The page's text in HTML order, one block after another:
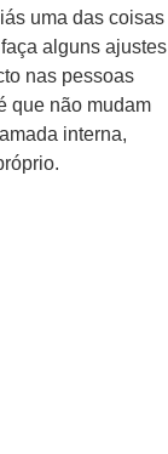
uma das coisas
alguns ajustes
nas pessoas
que não mudam
interna,